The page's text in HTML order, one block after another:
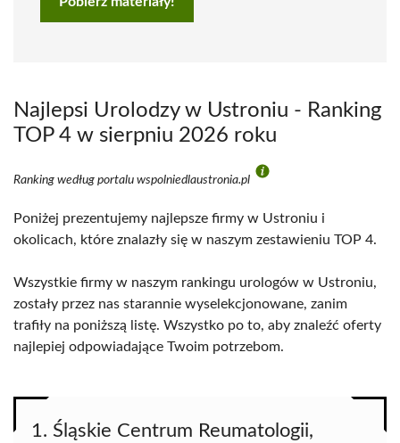
Najlepsi Urolodzy w Ustroniu - Ranking
TOP 4 w sierpniu 2026 roku
Ranking według portalu wspolniedlaustronia.pl
Poniżej prezentujemy najlepsze firmy w Ustroniu i
okolicach, które znalazły się w naszym zestawieniu TOP 4.
Wszystkie firmy w naszym rankingu urologów w Ustroniu,
zostały przez nas starannie wyselekcjonowane, zanim
trafiły na poniższą listę. Wszystko po to, aby znaleźć oferty
najlepiej odpowiadające Twoim potrzebom.
1. Śląskie Centrum Reumatologii,